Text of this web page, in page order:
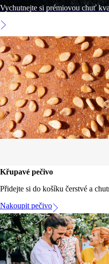
Vychutnejte si prémiovou chuť
Křupavé pečivo
Přidejte si do košíku čerstvé a
Nakoupit pečivo